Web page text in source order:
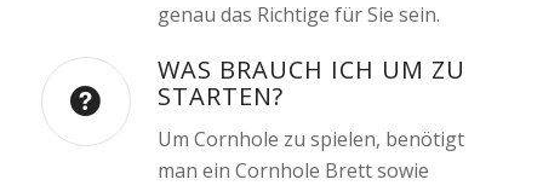
genau das Richtige für Sie sein.
WAS BRAUCH ICH UM ZU
STARTEN?
Um Cornhole zu spielen, benötigt
man ein Cornhole Brett sowie